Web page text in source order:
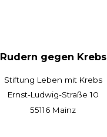
Rudern gegen Krebs
Stiftung Leben mit Krebs
Ernst-Ludwig-Straße 10
55116 Mainz